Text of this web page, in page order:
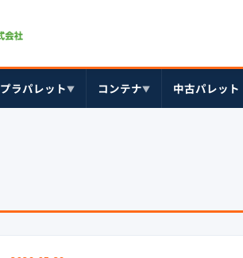
プラパレット▼ コンテナ▼ 中古パレット